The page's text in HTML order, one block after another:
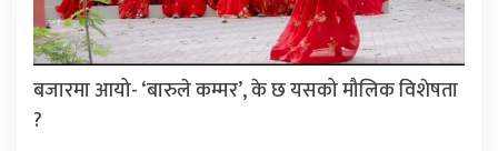
बजारमा आयो- ‘बारुले कम्मर’, के छ यसको मौलिक विशेषता
?